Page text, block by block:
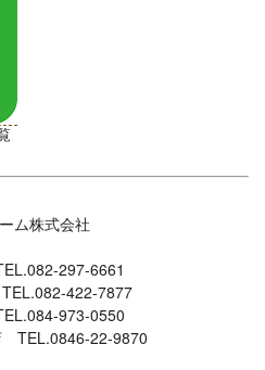
ム株式会社
082-297-6661
082-422-7877
084-973-0550
TEL.0846-22-9870